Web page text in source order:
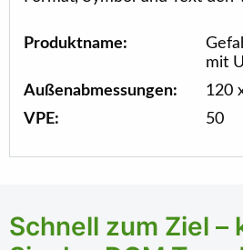
Produktname:
mit
Außenabmessungen:
120
VPE:
50
Schnell zum Ziel –